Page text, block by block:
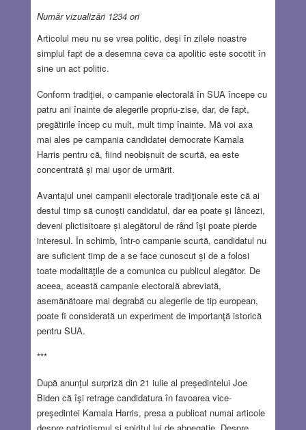
Număr vizualizări 1234 ori
Articolul meu nu se vrea politic, deşi în zilele noastre
simplul fapt de a desemna ceva ca apolitic este socotit în
sine un act politic.
Conform tradiţiei, o campanie electorală în SUA începe cu
patru ani înainte de alegerile propriu-zise, dar, de fapt,
pregătirile încep cu mult, mult timp înainte. Mă voi axa
mai ales pe campania candidatei democrate Kamala
Harris pentru că, fiind neobișnuit de scurtă, ea este
concentrată și mai uşor de urmărit.
Avantajul unei campanii electorale tradiţionale este că ai
destul timp să cunoşti candidatul, dar ea poate şi lâncezi,
deveni plictisitoare și alegătorul de rând îşi poate pierde
interesul. În schimb, într-o campanie scurtă, candidatul nu
are suficient timp de a se face cunoscut și de a folosi
toate modalităţile de a comunica cu publicul alegător. De
aceea, această campanie electorală abreviată,
asemănătoare mai degrabă cu alegerile de tip european,
poate fi considerată un experiment de importanţă istorică
pentru SUA.
***
După anunţul surpriză din 21 iulie al preşedintelui Joe
Biden că îşi retrage candidatura în favoarea vice-
preşedintei Kamala Harris, presa a publicat numai articole